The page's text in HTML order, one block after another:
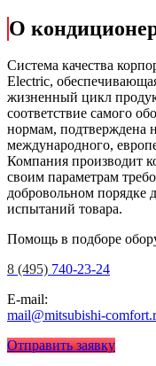
О
Cистема качества
Electric,
жизненный цикл
соответствие самого
нормам, подтверждена
международного,
Компания производит
своим параметрам
добровольном порядке
испытаний товара.
Помощь в подборе
8 (495) 740-23-24
E-mail:
mail@mitsubishi-
Отправить заявку